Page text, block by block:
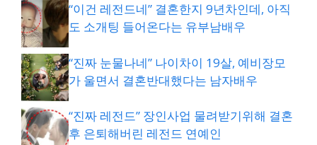
“이건 레전드네” 결혼한지 9년차인데, 아직
도 소개팅 들어온다는 유부남배우
“진짜 눈물나네” 나이차이 19살, 예비장모
가 울면서 결혼반대했다는 남자배우
“진짜 레전드” 장인사업 물려받기위해 결혼
후 은퇴해버린 레전드 연예인